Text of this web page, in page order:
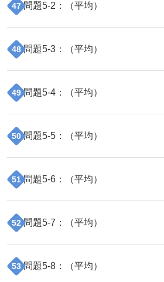
47 問題5-2 ：（平均）
48 問題5-3 ：（平均）
49 問題5-4 ：（平均）
50 問題5-5 ：（平均）
51 問題5-6 ：（平均）
52 問題5-7 ：（平均）
53 問題5-8 ：（平均）